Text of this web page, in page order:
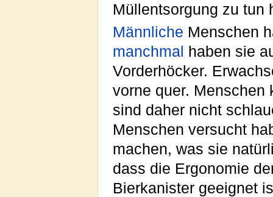
Müllentsorgung zu tun
Männliche Menschen
manchmal haben sie
Vorderhöcker.
vorne quer. Menschen
sind daher nicht
Menschen versucht
machen, was sie
dass die Ergonomie
Bierkanister geeignet